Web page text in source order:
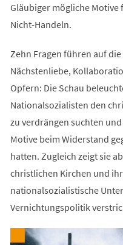
Gläubiger mögliche
Nicht-Handeln.
Zehn Fragen führen auf
Nächstenliebe,
Opfern: Die Schau
Nationalsozialisten den
zu verdrängen suchten
Motive beim Widerstand
hatten. Zugleich zeigt sie
christlichen Kirchen und
nationalsozialistische
Vernichtungspolitik